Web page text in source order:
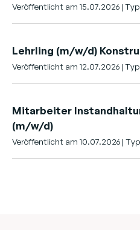
Veröffentlicht am 15.07.2026 |
Lehrling (m/w/d)
Veröffentlicht am 12.07.2026 |
Mitarbeiter
(m/w/d)
Veröffentlicht am 10.07.2026 |